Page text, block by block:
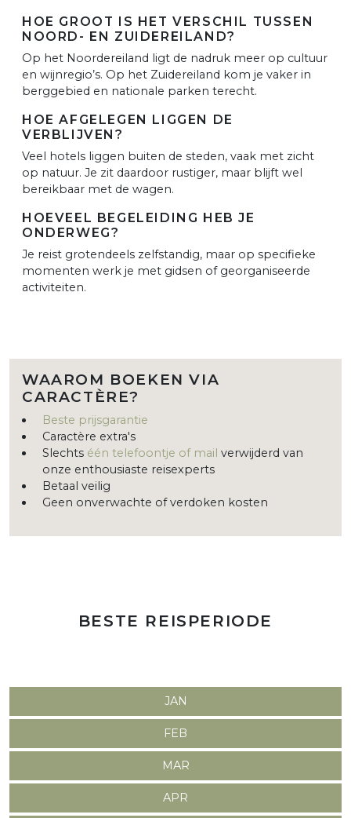
HOE GROOT IS HET VERSCHIL TUSSEN
NOORD- EN ZUIDEREILAND?
Op het Noordereiland ligt de nadruk meer op cultuur
en wijnregio’s. Op het Zuidereiland kom je vaker in
berggebied en nationale parken terecht.
HOE AFGELEGEN LIGGEN DE
VERBLIJVEN?
Veel hotels liggen buiten de steden, vaak met zicht
op natuur. Je zit daardoor rustiger, maar blijft wel
bereikbaar met de wagen.
HOEVEEL BEGELEIDING HEB JE
ONDERWEG?
Je reist grotendeels zelfstandig, maar op specifieke
momenten werk je met gidsen of georganiseerde
activiteiten.
WAAROM BOEKEN VIA
CARACTÈRE?
Beste prijsgarantie
Caractère extra's
Slechts één telefoontje of mail verwijderd van
onze enthousiaste reisexperts
Betaal veilig
Geen onverwachte of verdoken kosten
BESTE REISPERIODE
JAN
FEB
MAR
APR